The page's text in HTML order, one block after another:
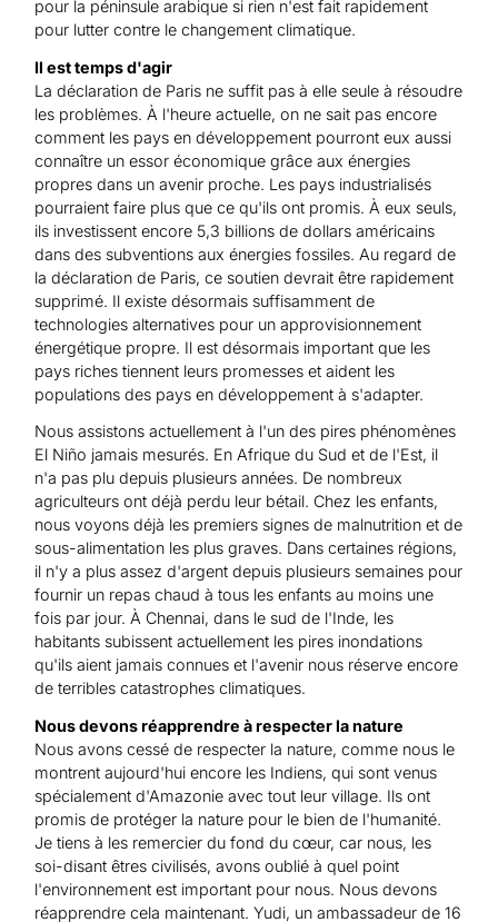
pour la péninsule arabique si rien n'est fait rapidement
pour lutter contre le changement climatique.
Il est temps d'agir
La déclaration de Paris ne suffit pas à elle seule à résoudre
les problèmes. À l'heure actuelle, on ne sait pas encore
comment les pays en développement pourront eux aussi
connaître un essor économique grâce aux énergies
propres dans un avenir proche. Les pays industrialisés
pourraient faire plus que ce qu'ils ont promis. À eux seuls,
ils investissent encore 5,3 billions de dollars américains
dans des subventions aux énergies fossiles. Au regard de
la déclaration de Paris, ce soutien devrait être rapidement
supprimé. Il existe désormais suffisamment de
technologies alternatives pour un approvisionnement
énergétique propre. Il est désormais important que les
pays riches tiennent leurs promesses et aident les
populations des pays en développement à s'adapter.
Nous assistons actuellement à l'un des pires phénomènes
El Niño jamais mesurés. En Afrique du Sud et de l'Est, il
n'a pas plu depuis plusieurs années. De nombreux
agriculteurs ont déjà perdu leur bétail. Chez les enfants,
nous voyons déjà les premiers signes de malnutrition et de
sous-alimentation les plus graves. Dans certaines régions,
il n'y a plus assez d'argent depuis plusieurs semaines pour
fournir un repas chaud à tous les enfants au moins une
fois par jour. À Chennai, dans le sud de l'Inde, les
habitants subissent actuellement les pires inondations
qu'ils aient jamais connues et l'avenir nous réserve encore
de terribles catastrophes climatiques.
Nous devons réapprendre à respecter la nature
Nous avons cessé de respecter la nature, comme nous le
montrent aujourd'hui encore les Indiens, qui sont venus
spécialement d'Amazonie avec tout leur village. Ils ont
promis de protéger la nature pour le bien de l'humanité.
Je tiens à les remercier du fond du cœur, car nous, les
soi-disant êtres civilisés, avons oublié à quel point
l'environnement est important pour nous. Nous devons
réapprendre cela maintenant. Yudi, un ambassadeur de 16